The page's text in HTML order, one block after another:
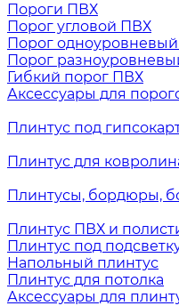
Пороги ПВХ
Порог угловой ПВХ
Порог
Порог
Гибкий порог ПВХ
Аксессуары для
Плинтус под
Плинтус для
Плинтусы, бордюры,
Плинтус ПВХ и
Плинтус под
Напольный плинтус
Плинтус для потолка
Аксессуары для